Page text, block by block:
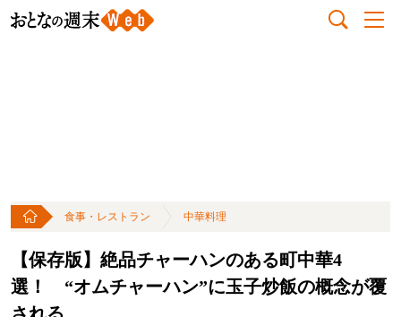
食事・レストラン 中華料理
【保存版】絶品チャーハンのある町中華4
選！ “オムチャーハン”に玉子炒飯の概念が覆